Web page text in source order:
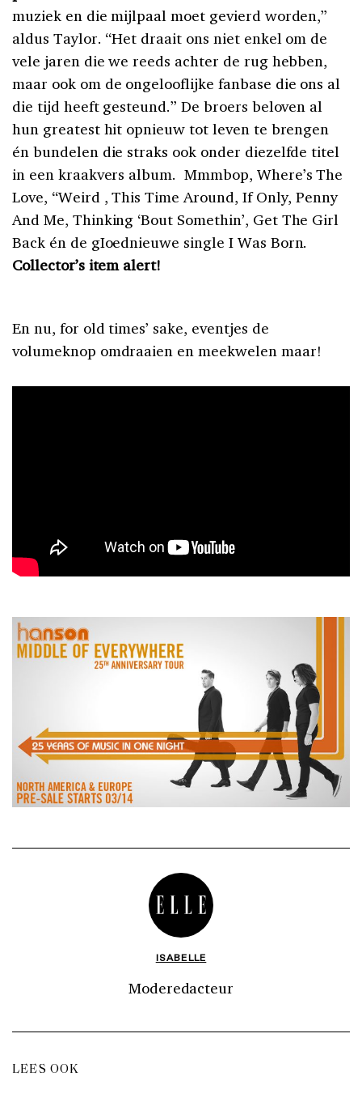
muziek en die mijlpaal moet gevierd worden,”
aldus Taylor. “Het draait ons niet enkel om de
vele jaren die we reeds achter de rug hebben,
maar ook om de ongelooflijke fanbase die ons al
die tijd heeft gesteund.” De broers beloven al
hun greatest hit opnieuw tot leven te brengen
én bundelen die straks ook onder diezelfde titel
in een kraakvers album. Mmmbop, Where’s The
Love, “Weird , This Time Around, If Only, Penny
And Me, Thinking ‘Bout Somethin’, Get The Girl
Back én de gIoednieuwe single I Was Born.
Collector’s item alert!
En nu, for old times’ sake, eventjes de
volumeknop omdraaien en meekwelen maar!
ISABELLE
Moderedacteur
LEES OOK